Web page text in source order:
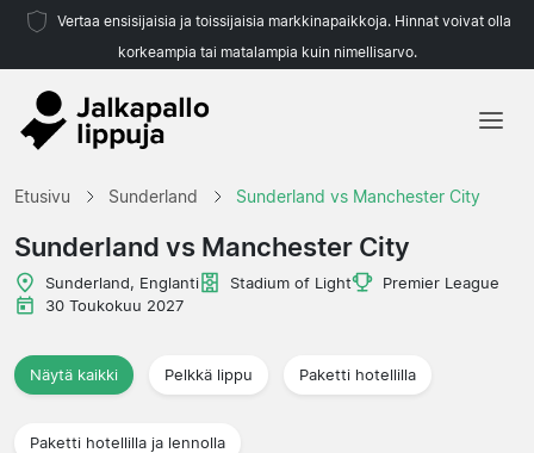
Vertaa ensisijaisia ja toissijaisia markkinapaikkoja. Hinnat voivat olla
korkeampia tai matalampia kuin nimellisarvo.
Etusivu Sunderland Sunderland vs Manchester City
Sunderland vs Manchester City
Sunderland, Englanti Stadium of Light
Premier League
30 Toukokuu 2027
Näytä kaikki Pelkkä lippu Paketti hotellilla
Paketti hotellilla ja lennolla